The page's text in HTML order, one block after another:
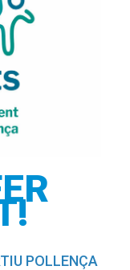
POLLENÇA